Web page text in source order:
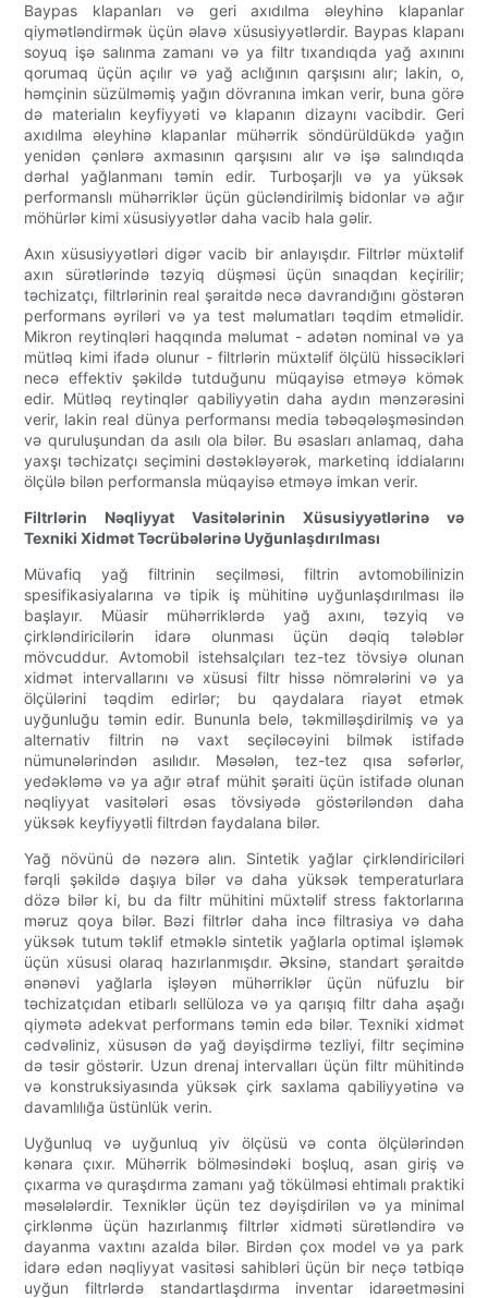
Baypas klapanları və geri axıdılma əleyhinə klapanlar
qiymətləndirmək üçün əlavə xüsusiyyətlərdir. Baypas klapanı
soyuq işə salınma zamanı və ya filtr tıxandıqda yağ axınını
qorumaq üçün açılır və yağ aclığının qarşısını alır; lakin, o,
həmçinin süzülməmiş yağın dövranına imkan verir, buna görə
də materialın keyfiyyəti və klapanın dizaynı vacibdir. Geri
axıdılma əleyhinə klapanlar mühərrik söndürüldükdə yağın
yenidən çənlərə axmasının qarşısını alır və işə salındıqda
dərhal yağlanmanı təmin edir. Turboşarjlı və ya yüksək
performanslı mühərriklər üçün gücləndirilmiş bidonlar və ağır
möhürlər kimi xüsusiyyətlər daha vacib hala gəlir.
Axın xüsusiyyətləri digər vacib bir anlayışdır. Filtrlər müxtəlif
axın sürətlərində təzyiq düşməsi üçün sınaqdan keçirilir;
təchizatçı, filtrlərinin real şəraitdə necə davrandığını göstərən
performans əyriləri və ya test məlumatları təqdim etməlidir.
Mikron reytinqləri haqqında məlumat - adətən nominal və ya
mütləq kimi ifadə olunur - filtrlərin müxtəlif ölçülü hissəcikləri
necə effektiv şəkildə tutduğunu müqayisə etməyə kömək
edir. Mütləq reytinqlər qabiliyyətin daha aydın mənzərəsini
verir, lakin real dünya performansı media təbəqələşməsindən
və quruluşundan da asılı ola bilər. Bu əsasları anlamaq, daha
yaxşı təchizatçı seçimini dəstəkləyərək, marketinq iddialarını
ölçülə bilən performansla müqayisə etməyə imkan verir.
Filtrlərin Nəqliyyat Vasitələrinin Xüsusiyyətlərinə və
Texniki Xidmət Təcrübələrinə Uyğunlaşdırılması
Müvafiq yağ filtrinin seçilməsi, filtrin avtomobilinizin
spesifikasiyalarına və tipik iş mühitinə uyğunlaşdırılması ilə
başlayır. Müasir mühərriklərdə yağ axını, təzyiq və
çirkləndiricilərin idarə olunması üçün dəqiq tələblər
mövcuddur. Avtomobil istehsalçıları tez-tez tövsiyə olunan
xidmət intervallarını və xüsusi filtr hissə nömrələrini və ya
ölçülərini təqdim edirlər; bu qaydalara riayət etmək
uyğunluğu təmin edir. Bununla belə, təkmilləşdirilmiş və ya
alternativ filtrin nə vaxt seçiləcəyini bilmək istifadə
nümunələrindən asılıdır. Məsələn, tez-tez qısa səfərlər,
yedəkləmə və ya ağır ətraf mühit şəraiti üçün istifadə olunan
nəqliyyat vasitələri əsas tövsiyədə göstəriləndən daha
yüksək keyfiyyətli filtrdən faydalana bilər.
Yağ növünü də nəzərə alın. Sintetik yağlar çirkləndiriciləri
fərqli şəkildə daşıya bilər və daha yüksək temperaturlara
dözə bilər ki, bu da filtr mühitini müxtəlif stress faktorlarına
məruz qoya bilər. Bəzi filtrlər daha incə filtrasiya və daha
yüksək tutum təklif etməklə sintetik yağlarla optimal işləmək
üçün xüsusi olaraq hazırlanmışdır. Əksinə, standart şəraitdə
ənənəvi yağlarla işləyən mühərriklər üçün nüfuzlu bir
təchizatçıdan etibarlı sellüloza və ya qarışıq filtr daha aşağı
qiymətə adekvat performans təmin edə bilər. Texniki xidmət
cədvəliniz, xüsusən də yağ dəyişdirmə tezliyi, filtr seçiminə
də təsir göstərir. Uzun drenaj intervalları üçün filtr mühitində
və konstruksiyasında yüksək çirk saxlama qabiliyyətinə və
davamlılığa üstünlük verin.
Uyğunluq və uyğunluq yiv ölçüsü və conta ölçülərindən
kənara çıxır. Mühərrik bölməsindəki boşluq, asan giriş və
çıxarma və quraşdırma zamanı yağ tökülməsi ehtimalı praktiki
məsələlərdir. Texniklər üçün tez dəyişdirilən və ya minimal
çirklənmə üçün hazırlanmış filtrlər xidməti sürətləndirə və
dayanma vaxtını azalda bilər. Birdən çox model və ya park
idarə edən nəqliyyat vasitəsi sahibləri üçün bir neçə tətbiqə
uyğun filtrlərdə standartlaşdırma inventar idarəetməsini